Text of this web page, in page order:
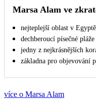
Marsa Alam ve
nejteplejší oblast v Egyptě
dechberoucí písečné
jedny z nejkrásnějších
základna pro objevování
více o Marsa Alam